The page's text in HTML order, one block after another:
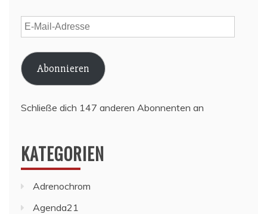
E-
Mail-
Adresse
Abonnieren
Schließe dich 147 anderen Abonnenten an
KATEGORIEN
Adrenochrom
Agenda21